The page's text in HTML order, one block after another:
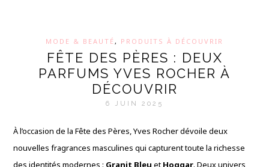
MODE & BEAUTÉ, PRODUITS À DÉCOUVRIR
FÊTE DES PÈRES : DEUX
PARFUMS YVES ROCHER À
DÉCOUVRIR
6 JUIN 2025
À l’occasion de la Fête des Pères, Yves Rocher dévoile deux
nouvelles fragrances masculines qui capturent toute la richesse
des identités modernes : Granit Bleu et Hoggar. Deux univers